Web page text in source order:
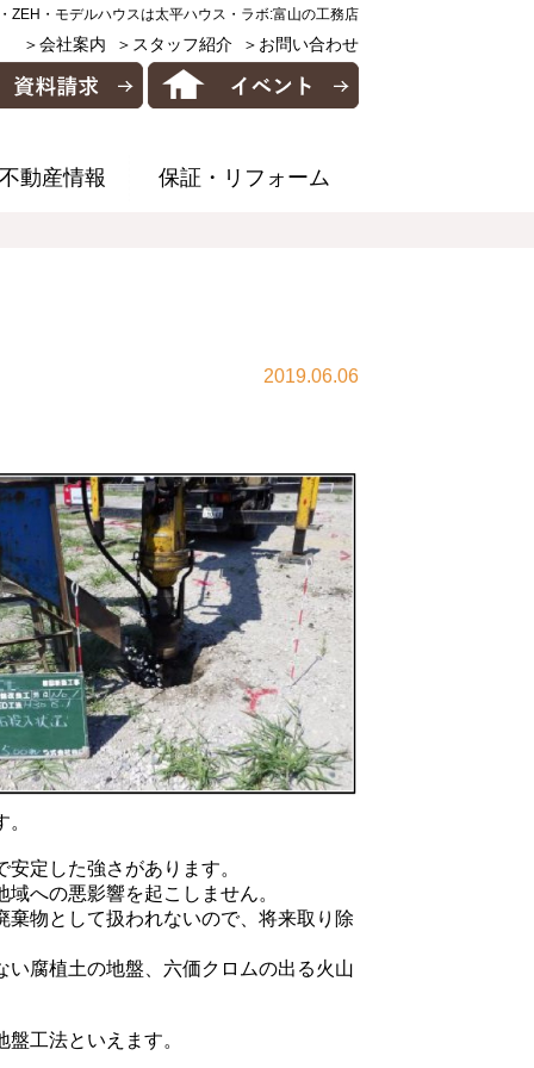
ZEH・モデルハウスは太平ハウス・ラボ:富山の工務店
＞会社案内 ＞スタッフ紹介 ＞お問い合わせ
不動産情報 保証・リフォーム
2019.06.06
定した強さがあります。
への悪影響を起こしません。
物として扱われないので、将来取り除
腐植土の地盤、六価クロムの出る火山
工法といえます。